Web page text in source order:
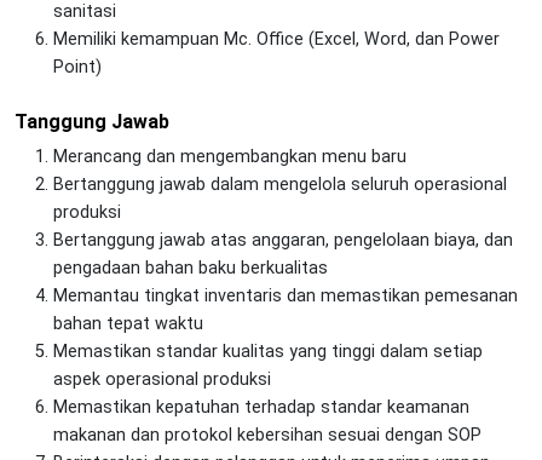
sanitasi
Memiliki kemampuan Mc. Office (Excel, Word, dan Power
Point)
Tanggung Jawab
Merancang dan mengembangkan menu baru
Bertanggung jawab dalam mengelola seluruh operasional
produksi
Bertanggung jawab atas anggaran, pengelolaan biaya, dan
pengadaan bahan baku berkualitas
Memantau tingkat inventaris dan memastikan pemesanan
bahan tepat waktu
Memastikan standar kualitas yang tinggi dalam setiap
aspek operasional produksi
Memastikan kepatuhan terhadap standar keamanan
makanan dan protokol kebersihan sesuai dengan SOP